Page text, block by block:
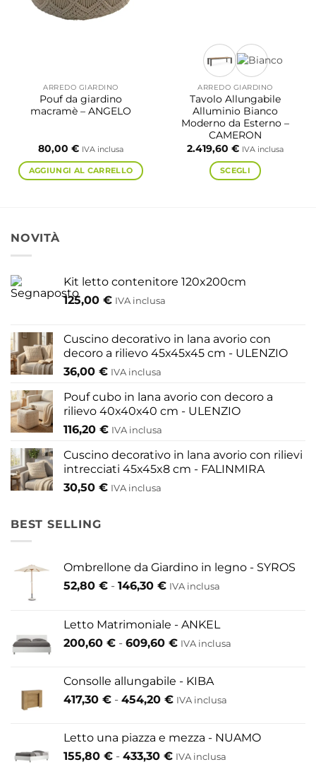
scelte
nella
ARREDO GIARDINO
Pouf da giardino
macramè – ANGELO
80,00 € IVA inclusa
AGGIUNGI AL CARRELLO
ARREDO GIARDINO
Tavolo Allungabile
Alluminio Bianco
Moderno da Esterno –
CAMERON
2.419,60 € IVA inclusa
SCEGLI
nella
pagina
NOVITÀ
Kit letto contenitore 120x200cm
125,00 € IVA inclusa
Cuscino decorativo in lana avorio con
decoro a rilievo 45x45x45 cm - ULENZIO
36,00 € IVA inclusa
Pouf cubo in lana avorio con decoro a
rilievo 40x40x40 cm - ULENZIO
116,20 € IVA inclusa
Cuscino decorativo in lana avorio con rilievi
intrecciati 45x45x8 cm - FALINMIRA
30,50 € IVA inclusa
BEST SELLING
Ombrellone da Giardino in legno - SYROS
52,80 € - 146,30 €Fascia
da
52,80 €
146,30 €
IVA inclusa
Letto Matrimoniale - ANKEL
200,60 € - 609,60 €Fascia
da
200,60 €
609,60 €
IVA inclusa
Consolle allungabile - KIBA
417,30 € - 454,20 €Fascia
da
417,30 €
IVA inclusa
Letto una piazza e mezza - NUAMO
155,80 € - 433,30 €Fascia
IVA inclusa